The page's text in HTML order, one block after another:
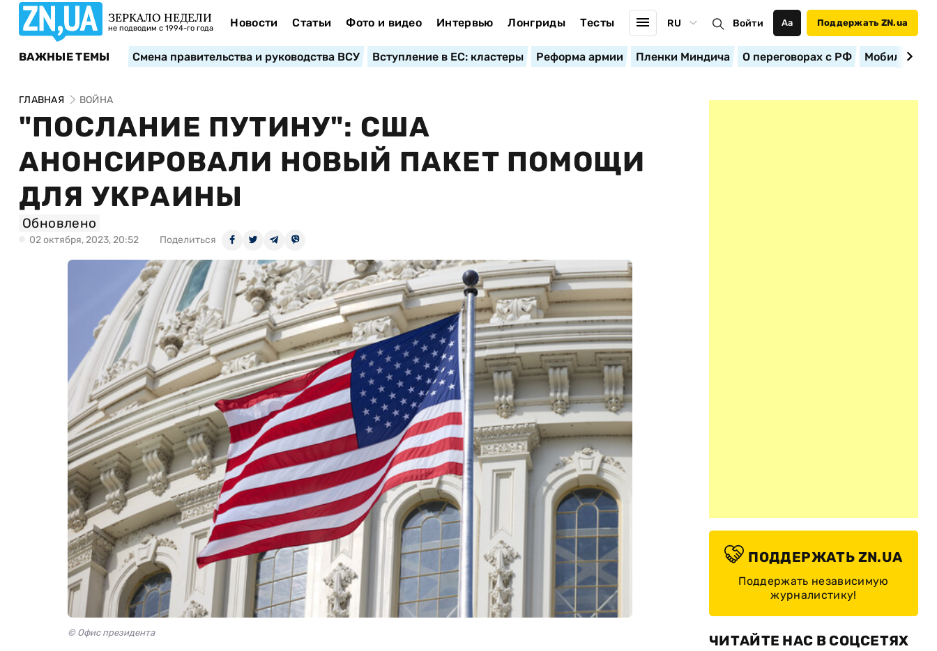
ЗЕРКАЛО НЕДЕЛИ
не подводим с 1994-го года Новости Статьи Фото и видео Интервью Лонгриды Тесты RU Войти Аа Поддержать ZN.ua
ВАЖНЫЕ ТЕМЫ Смена правительства и руководства ВСУ Вступление в ЕС: кластеры Реформа армии Пленки Миндича О переговорах с РФ
ГЛАВНАЯ ВОЙНА
"ПОСЛАНИЕ ПУТИНУ": США
АНОНСИРОВАЛИ НОВЫЙ ПАКЕТ ПОМОЩИ
ДЛЯ УКРАИНЫ
Обновлено
02 октября, 2023, 20:52 Поделиться
© Офис президента
ПОДДЕРЖАТЬ ZN.UA
Поддержать независимую
журналистику!
ЧИТАЙТЕ НАС В СОЦСЕТЯХ